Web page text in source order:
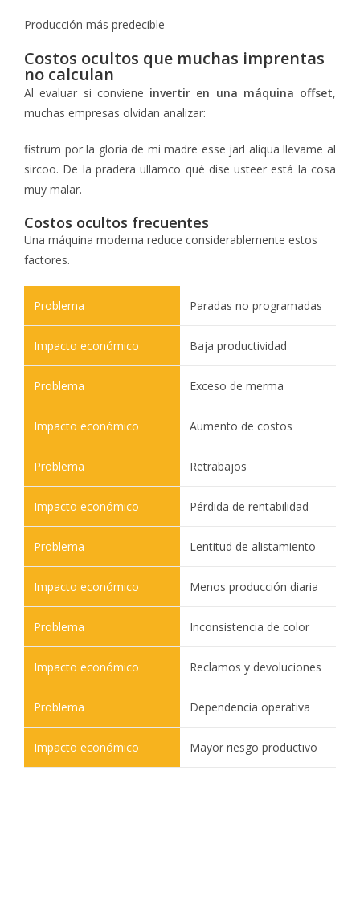
Producción más predecible
Costos ocultos que muchas imprentas
no calculan
Al evaluar si conviene invertir en una máquina offset,
muchas empresas olvidan analizar:
fistrum por la gloria de mi madre esse jarl aliqua llevame al
sircoo. De la pradera ullamco qué dise usteer está la cosa
muy malar.
Costos ocultos frecuentes
Una máquina moderna reduce considerablemente estos
factores.
Paradas no programadas
Baja productividad
Exceso de merma
Aumento de costos
Retrabajos
Pérdida de rentabilidad
Lentitud de alistamiento
Menos producción diaria
Inconsistencia de color
Reclamos y devoluciones
Dependencia operativa
Mayor riesgo productivo